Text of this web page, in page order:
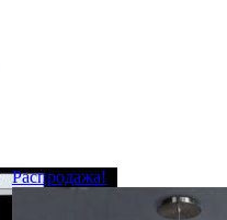
Распродажа!